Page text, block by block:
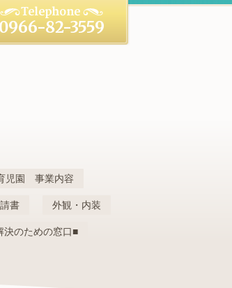
0966-82-3559
児園 事業内容
書 外観・内装
決のための窓口■